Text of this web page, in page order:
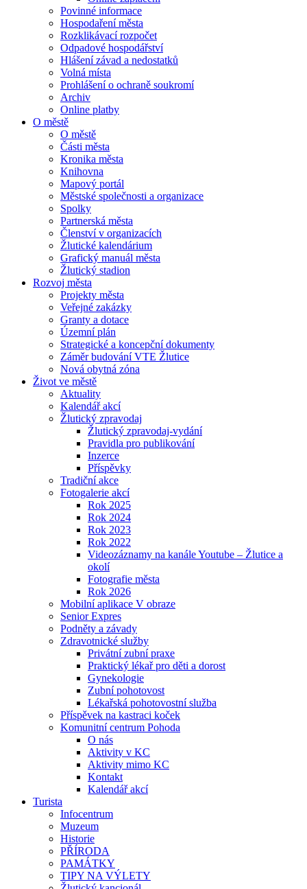
Povinné informace
Hospodaření města
Rozklikávací rozpočet
Odpadové hospodářství
Hlášení závad a nedostatků
Volná místa
Prohlášení o ochraně soukromí
Archiv
Online platby
O městě
O městě
Části města
Kronika města
Knihovna
Mapový portál
Městské společnosti a organizace
Spolky
Partnerská města
Členství v organizacích
Žlutické kalendárium
Grafický manuál města
Žlutický stadion
Rozvoj města
Projekty města
Veřejné zakázky
Granty a dotace
Územní plán
Strategické a koncepční dokumenty
Záměr budování VTE Žlutice
Nová obytná zóna
Život ve městě
Aktuality
Kalendář akcí
Žlutický zpravodaj
Žlutický zpravodaj-vydání
Pravidla pro publikování
Inzerce
Příspěvky
Tradiční akce
Fotogalerie akcí
Rok 2025
Rok 2024
Rok 2023
Rok 2022
Videozáznamy na kanále Youtube – Žlutice a
okolí
Fotografie města
Rok 2026
Mobilní aplikace V obraze
Senior Expres
Podněty a závady
Zdravotnické služby
Privátní zubní praxe
Praktický lékař pro děti a dorost
Gynekologie
Zubní pohotovost
Lékařská pohotovostní služba
Příspěvek na kastraci koček
Komunitní centrum Pohoda
O nás
Aktivity v KC
Aktivity mimo KC
Kontakt
Kalendář akcí
Turista
Infocentrum
Muzeum
Historie
PŘÍRODA
PAMÁTKY
TIPY NA VÝLETY